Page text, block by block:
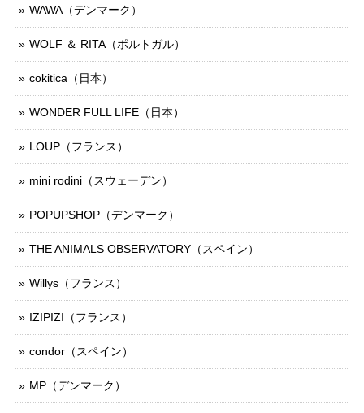
WAWA（デンマーク）
WOLF ＆ RITA（ポルトガル）
cokitica（日本）
WONDER FULL LIFE（日本）
LOUP（フランス）
mini rodini（スウェーデン）
POPUPSHOP（デンマーク）
THE ANIMALS OBSERVATORY（スペイン）
Willys（フランス）
IZIPIZI（フランス）
condor（スペイン）
MP（デンマーク）